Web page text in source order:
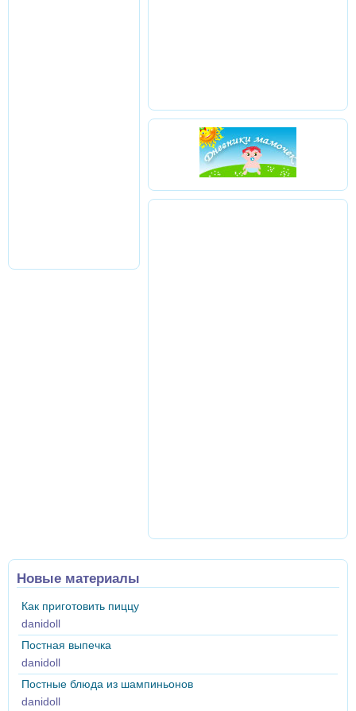
Новые материалы
Как приготовить пиццу
danidoll
Постная выпечка
danidoll
Постные блюда из шампиньонов
danidoll